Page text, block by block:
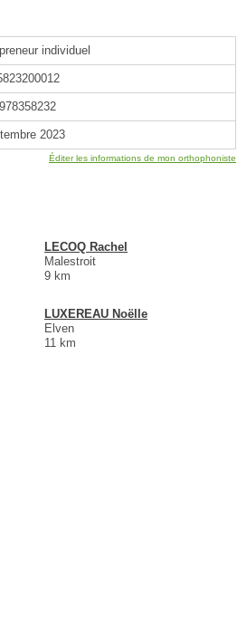
individuel
2023
Éditer les informations de mon orthophoniste
LECOQ Rachel
Malestroit
9 km
LUXEREAU Noëlle
Elven
11 km